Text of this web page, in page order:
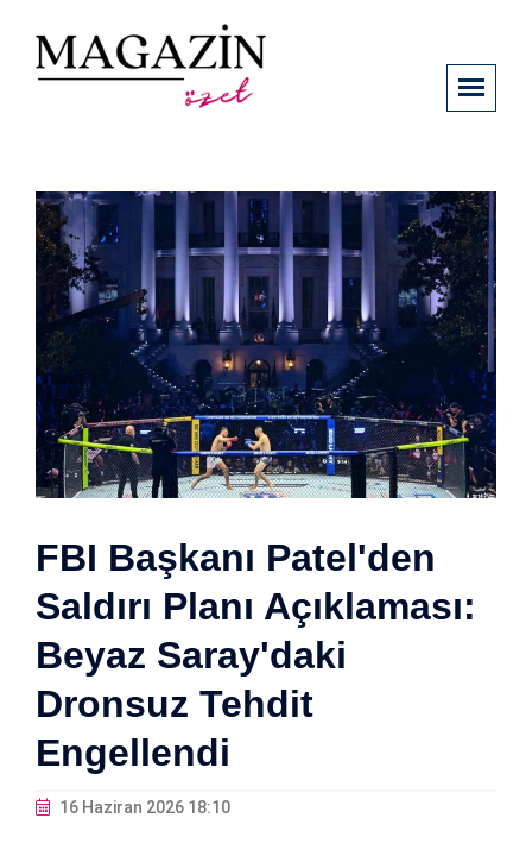
FBI Başkanı Patel'den
Saldırı Planı Açıklaması:
Beyaz Saray'daki
Dronsuz Tehdit
Engellendi
16 Haziran 2026 18:10